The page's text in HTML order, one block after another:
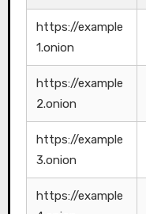
https://example
1.onion
https://example
2.onion
https://example
3.onion
https://example